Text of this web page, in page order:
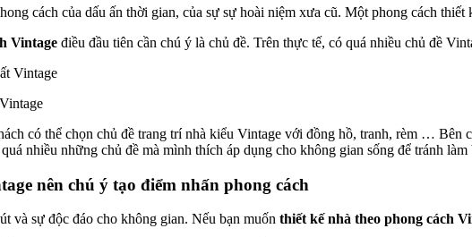
cách của dấu ấn thời gian, của sự sự hoài niệm xưa cũ. Một phong cách
Vintage điều đầu tiên cần chú ý là chủ đề. Trên thực tế, có quá nhiều chủ đề
có thể chọn chủ đề trang trí nhà kiểu Vintage với đồng hồ, tranh, rèm … Bên
nhiều những chủ đề mà mình thích áp dụng cho không gian sống để tránh làm
nên chú ý tạo điểm nhấn phong cách
và sự độc đáo cho không gian. Nếu bạn muốn thiết kế nhà theo phong cách